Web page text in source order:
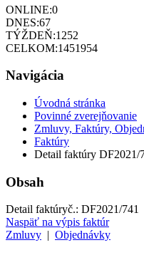
ONLINE:0
DNES:67
TÝŽDEŇ:1252
CELKOM:1451954
Navigácia
Úvodná stránka
Povinné zverejňovanie
Zmluvy, Faktúry,
Faktúry
Detail faktúry DF2021/
Obsah
Detail faktúryč.: DF2021/741
Naspäť na výpis faktúr
Zmluvy
Objednávky